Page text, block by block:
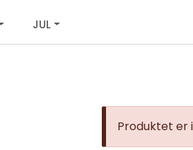
JUL
Produktet er